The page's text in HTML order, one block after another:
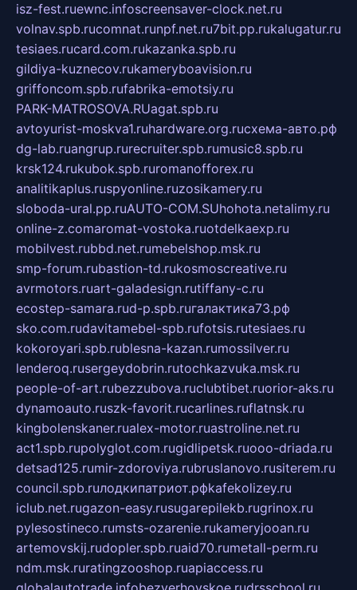
isz-fest.ruewnc.infoscreensaver-clock.net.ru
volnav.spb.rucomnat.runpf.net.ru7bit.pp.rukalugatur.ru
tesiaes.rucard.com.rukazanka.spb.ru
gildiya-kuznecov.rukameryboavision.ru
griffoncom.spb.rufabrika-emotsiy.ru
PARK-MATROSOVA.RUagat.spb.ru
avtoyurist-moskva1.ruhardware.org.ruсхема-авто.рф
dg-lab.ruangrup.rurecruiter.spb.rumusic8.spb.ru
krsk124.rukubok.spb.ruromanofforex.ru
analitikaplus.ruspyonline.ruzosikamery.ru
sloboda-ural.pp.ruAUTO-COM.SUhohota.netalimy.ru
online-z.comaromat-vostoka.ruotdelkaexp.ru
mobilvest.rubbd.net.rumebelshop.msk.ru
smp-forum.rubastion-td.rukosmoscreative.ru
avrmotors.ruart-galadesign.rutiffany-c.ru
ecostep-samara.rud-p.spb.ruгалактика73.рф
sko.com.rudavitamebel-spb.rufotsis.rutesiaes.ru
kokoroyari.spb.rublesna-kazan.rumossilver.ru
lenderoq.rusergeydobrin.rutochkazvuka.msk.ru
people-of-art.rubezzubova.ruclubtibet.ruorior-aks.ru
dynamoauto.ruszk-favorit.rucarlines.ruflatnsk.ru
kingbolenskaner.rualex-motor.ruastroline.net.ru
act1.spb.rupolyglot.com.rugidlipetsk.ruooo-driada.ru
detsad125.rumir-zdoroviya.rubruslanovo.rusiterem.ru
council.spb.ruлодкипатриот.рфkafekolizey.ru
iclub.net.rugazon-easy.rusugarepilekb.rugrinox.ru
pylesostineco.rumsts-ozarenie.rukameryjooan.ru
artemovskij.rudopler.spb.ruaid70.rumetall-perm.ru
ndm.msk.ruratingzooshop.ruapiaccess.ru